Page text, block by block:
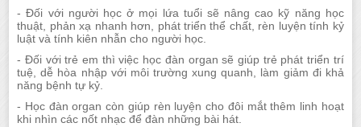
- Đối với người học ở mọi lứa tuổi sẽ nâng cao kỹ năng học
thuật, phản xạ nhanh hơn, phát triển thể chất, rèn luyện tính kỷ
luật và tính kiên nhẫn cho người học.
- Đối với trẻ em thì việc học đàn organ sẽ giúp trẻ phát triển trí
tuệ, dễ hòa nhập với môi trường xung quanh, làm giảm đi khả
năng bệnh tự kỷ.
- Học đàn organ còn giúp rèn luyện cho đôi mắt thêm linh hoạt
khi nhìn các nốt nhạc để đàn những bài hát.